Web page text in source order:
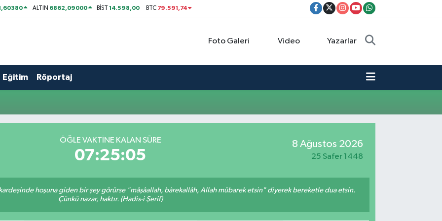
ALTIN 6862,09000 BİST14.598,00 BTC 79.591,74
Foto Galeri Video Yazarlar
Eğitim Röportaj
ÖĞLE VAKTİNE KALAN SÜRE
07:25:05
8 Ağustos 2026
25 Safer 1448
hoşuna giden bir şey görürse "mâşâallah, bârekallâh, Allah mübarek etsin" diyerek bereketle dua etsin.
Çünkü nazar, haktır. (Hadis-i Şerif)